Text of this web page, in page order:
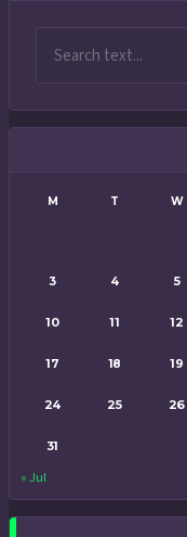
M T W
3 4 5
10 11 12
17 18 19
24 25 26
31
« Jul